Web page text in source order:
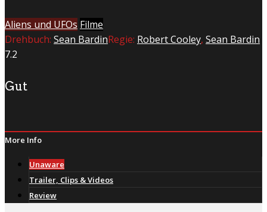
Aliens und UFOs Filme
Drehbuch: Sean BardinRegie: Robert Cooley, Sean Bardin
7.2
Gut
More Info
Unaware
Trailer, Clips & Videos
Review